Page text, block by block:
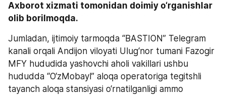
Axborot xizmati tomonidan doimiy o‘rganishlar
olib borilmoqda.
Jumladan, ijtimoiy tarmoqda “BASTION” Telegram
kanali orqali Andijon viloyati Ulug‘nor tumani Fazogir
MFY hududida yashovchi aholi vakillari ushbu
hududda “O‘zMobayl” aloqa operatoriga tegitshli
tayanch aloqa stansiyasi o‘rnatilganligi ammo